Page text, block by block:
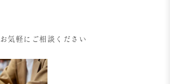
お気軽にご相談ください